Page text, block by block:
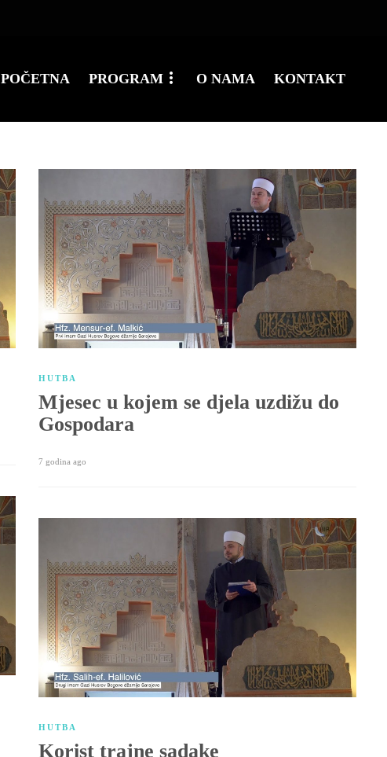
POČETNA PROGRAM O NAMA KONTAKT
HUTBA
Mjesec u kojem se djela uzdižu do
Gospodara
7 godina ago
HUTBA
Korist trajne sadake